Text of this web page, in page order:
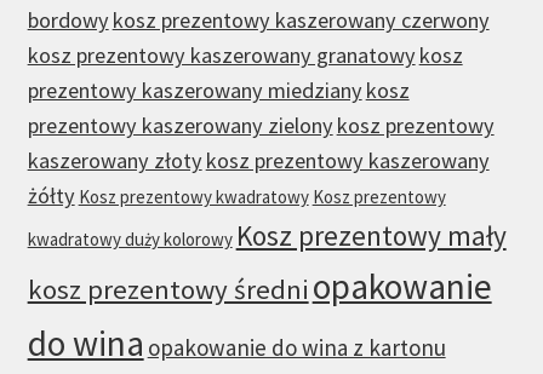
bordowykosz prezentowy kaszerowany czerwony
kosz prezentowy kaszerowany granatowykosz
prezentowy kaszerowany miedzianykosz
prezentowy kaszerowany zielonykosz prezentowy
kaszerowany złotykosz prezentowy kaszerowany
żółty Kosz prezentowy kwadratowy Kosz prezentowy
kwadratowy duży kolorowy Kosz prezentowy mały
kosz prezentowy średni opakowanie
do wina opakowanie do wina z kartonu